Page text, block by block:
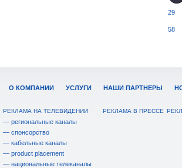
29
58
О КОМПАНИИ УСЛУГИ НАШИ ПАРТНЕРЫ
РЕКЛАМА НА ТЕЛЕВИДЕНИИ
— региональные каналы
— спонсорство
— кабельные каналы
— product placement
— национальные телеканалы
РЕКЛАМА В ПРЕССЕ